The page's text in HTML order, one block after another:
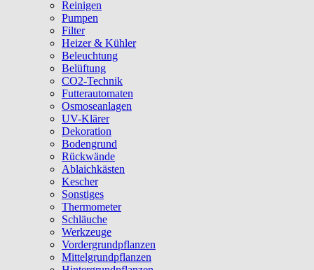
Reinigen
Pumpen
Filter
Heizer & Kühler
Beleuchtung
Belüftung
CO2-Technik
Futterautomaten
Osmoseanlagen
UV-Klärer
Dekoration
Bodengrund
Rückwände
Ablaichkästen
Kescher
Sonstiges
Thermometer
Schläuche
Werkzeuge
Vordergrundpflanzen
Mittelgrundpflanzen